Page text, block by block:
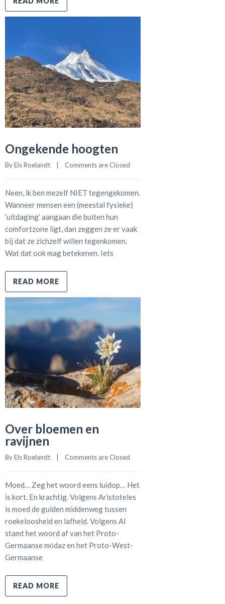
Ongekende hoogten
By Els Roelandt Comments are Closed
Neen, ik ben mezelf NIET tegengekomen.
Wanneer mensen een (meestal fysieke)
‘uitdaging’ aangaan die buiten hun
comfortzone ligt, dan zeggen ze er vaak
bij dat ze zichzelf willen tegenkomen.
Wat dat ook mag betekenen. Iets
READ MORE
Over bloemen en
ravijnen
By Els Roelandt Comments are Closed
Moed… Zeg het woord eens luidop… Het
is kort. En krachtig. Volgens Aristoteles
is moed de gulden middenweg tussen
roekeloosheid en lafheid. Volgens AI
stamt het woord af van het Proto-
Germaanse mōdaz en het Proto-West-
Germaanse
READ MORE